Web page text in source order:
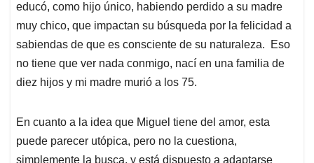
educó, como hijo único, habiendo perdido a su madre
muy chico, que impactan su búsqueda por la felicidad a
sabiendas de que es consciente de su naturaleza. Eso
no tiene que ver nada conmigo, nací en una familia de
diez hijos y mi madre murió a los 75.
En cuanto a la idea que Miguel tiene del amor, esta
puede parecer utópica, pero no la cuestiona,
simplemente la busca, y está dispuesto a adaptarse